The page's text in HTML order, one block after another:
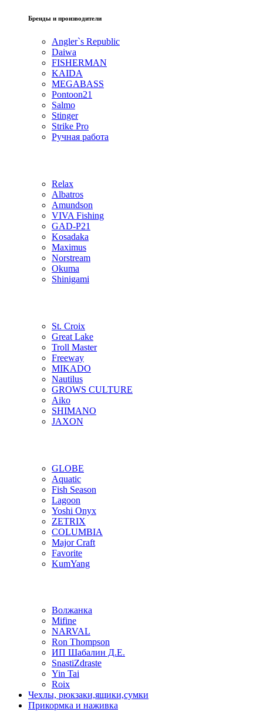
Бренды и производители
Angler`s Republic
Daiwa
FISHERMAN
KAIDA
MEGABASS
Pontoon21
Salmo
Stinger
Strike Pro
Ручная работа
Relax
Albatros
Amundson
VIVA Fishing
GAD-P21
Kosadaka
Maximus
Norstream
Okuma
Shinigami
St. Croix
Great Lake
Troll Master
Freeway
MIKADO
Nautilus
GROWS CULTURE
Aiko
SHIMANO
JAXON
GLOBE
Aquatic
Fish Season
Lagoon
Yoshi Onyx
ZETRIX
COLUMBIA
Major Craft
Favorite
KumYang
Волжанка
Mifine
NARVAL
Ron Thompson
ИП Шабалин Д.Е.
SnastiZdraste
Yin Tai
Roix
Чехлы, рюкзаки,ящики,сумки
Прикормка и наживка